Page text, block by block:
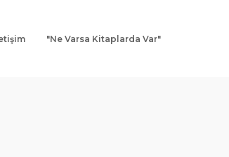
"Ne Varsa Kitaplarda Var"